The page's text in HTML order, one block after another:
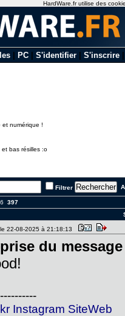
PC S'identifier S'inscrire
et numérique !
bas résilles :o
Filtrer
397
22-08-2025 à 21:18:13
du
Instagram SiteWeb
HardWare.fr utilise des